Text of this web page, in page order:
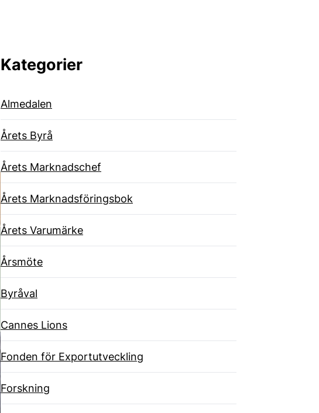
Kategorier
Almedalen
Årets Byrå
Årets Marknadschef
Årets Marknadsföringsbok
Årets Varumärke
Årsmöte
Byråval
Cannes Lions
Fonden för Exportutveckling
Forskning